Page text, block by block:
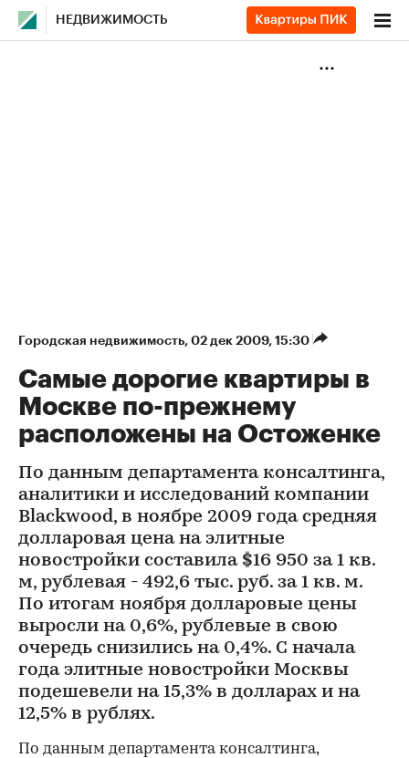
НЕДВИЖИМОСТЬ
Городская недвижимость⁠, 02 дек 2009, 15:30
Самые дорогие квартиры в
Москве по-прежнему
расположены на Остоженке
По данным департамента консалтинга,
аналитики и исследований компании
Blackwood, в ноябре 2009 года средняя
долларовая цена на элитные
новостройки составила $16 950 за 1 кв.
м, рублевая - 492,6 тыс. руб. за 1 кв. м.
По итогам ноября долларовые цены
выросли на 0,6%, рублевые в свою
очередь снизились на 0,4%. С начала
года элитные новостройки Москвы
подешевели на 15,3% в долларах и на
12,5% в рублях.
По данным департамента консалтинга,